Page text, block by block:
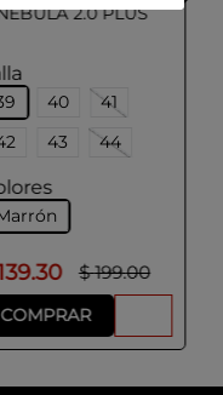
2.0 PLUS
40
41
43 44
.30 $ 199.00
COMPRAR